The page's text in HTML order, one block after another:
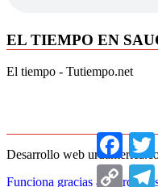
EL TIEMPO EN
El tiempo - Tutiempo.net
Desarrollo web
Funciona gracias a
Copy
Link